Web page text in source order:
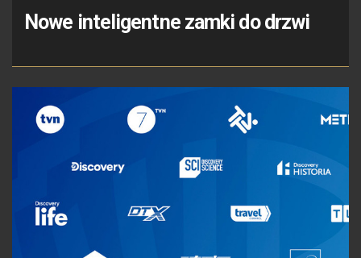
Nowe inteligentne zamki do drzwi